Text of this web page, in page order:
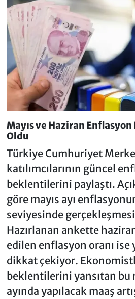
Mayıs ve Haziran
Oldu
Türkiye Cumhuriyet
katılımcılarının güncel
beklentilerini paylaştı.
göre mayıs ayı
seviyesinde
Hazırlanan ankette
edilen enflasyon oranı ise
dikkat çekiyor.
beklentilerini yansıtan bu
ayında yapılacak maaş